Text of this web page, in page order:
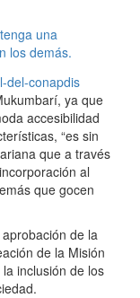
una
los demás.
ya que
accesibilidad
“es sin
que a través
al
que gocen
de la
de la Misión
inclusión de los